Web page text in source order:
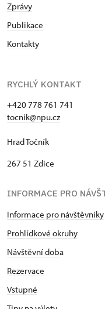
Zprávy
Publikace
Kontakty
RYCHLÝ KONTAKT
+420 778 761 741
tocnik@npu.cz
Hrad Točník
267 51 Zdice
INFORMACE PRO
Informace pro návštěvníky
Prohlídkové okruhy
Návštěvní doba
Rezervace
Vstupné